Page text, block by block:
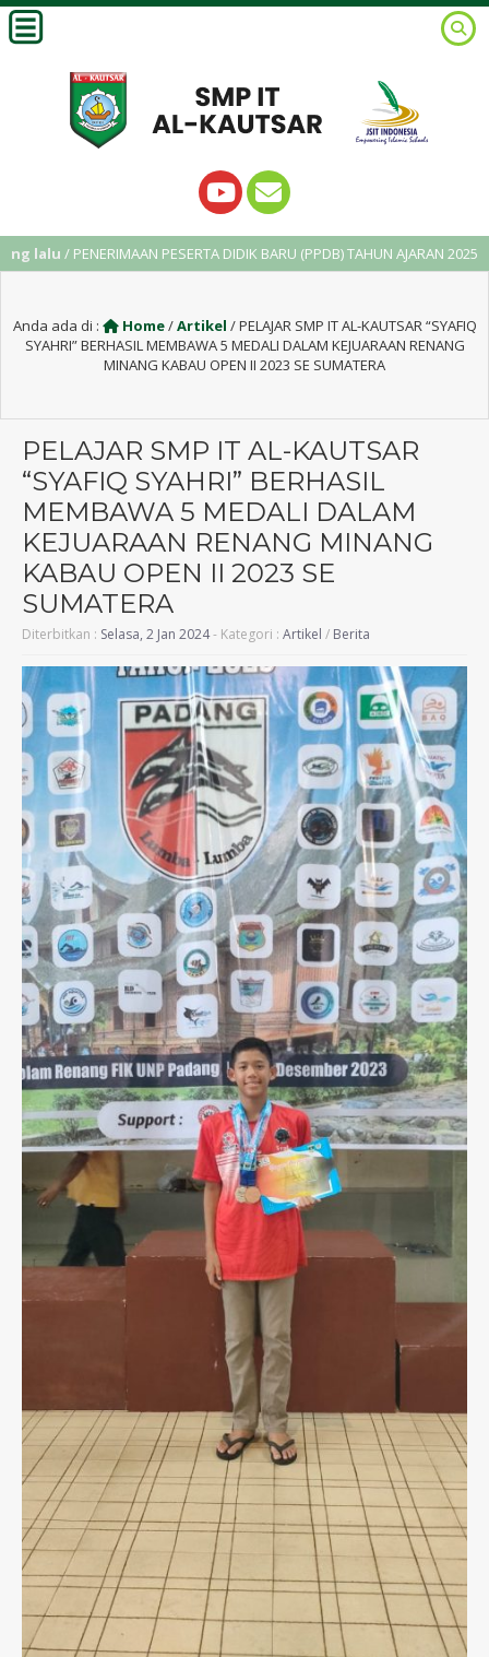
/ PENERIMAAN PESERTA DIDIK BARU (PPDB) TAHUN AJARAN 2025/2026
Anda ada di : Home/Artikel /PELAJAR SMP IT AL-KAUTSAR “SYAFIQ
SYAHRI” BERHASIL MEMBAWA 5 MEDALI DALAM KEJUARAAN RENANG
MINANG KABAU OPEN II 2023 SE SUMATERA
PELAJAR SMP IT AL-KAUTSAR
“SYAFIQ SYAHRI” BERHASIL
MEMBAWA 5 MEDALI DALAM
KEJUARAAN RENANG MINANG
KABAU OPEN II 2023 SE
SUMATERA
Diterbitkan : Selasa, 2 Jan 2024- Kategori : Artikel / Berita